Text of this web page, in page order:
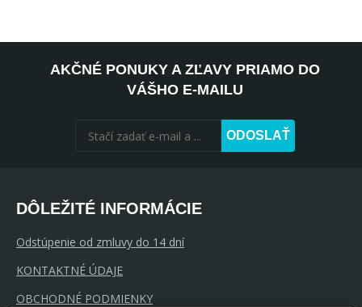
AKČNÉ PONUKY A ZĽAVY PRIAMO DO
VÁŠHO E-MAILU
ODOSLAŤ
DÔLEŽITÉ INFORMÁCIE
Odstúpenie od zmluvy do 14 dní
KONTAKTNÉ ÚDAJE
OBCHODNÉ PODMIENKY